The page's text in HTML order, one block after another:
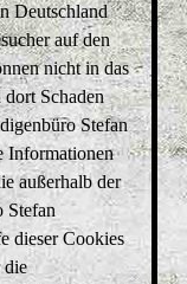
Deutschland
auf den
nicht in das
Schaden
Stefan
Informationen
außerhalb der
Stefan
dieser Cookies
die